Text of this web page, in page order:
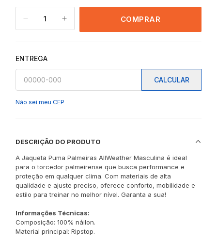
1 COMPRAR
ENTREGA
CALCULAR
Não sei meu CEP
DESCRIÇÃO DO PRODUTO
A Jaqueta Puma Palmeiras AllWeather Masculina é ideal
para o torcedor palmeirense que busca performance e
proteção em qualquer clima. Com materiais de alta
qualidade e ajuste preciso, oferece conforto, mobilidade e
estilo para treinar no melhor nível. Garanta a sua!
Informações Técnicas:
Composição: 100% náilon.
Material principal: Ripstop.